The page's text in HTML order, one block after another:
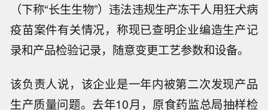
（下称“长生生物”）违法违规生产冻干人用狂犬病
疫苗案件有关情况，称现已查明企业编造生产记
录和产品检验记录，随意变更工艺参数和设备。
该负责人说，该企业是一年内被第二次发现产品
生产质量问题。去年10月，原食药监总局抽样检